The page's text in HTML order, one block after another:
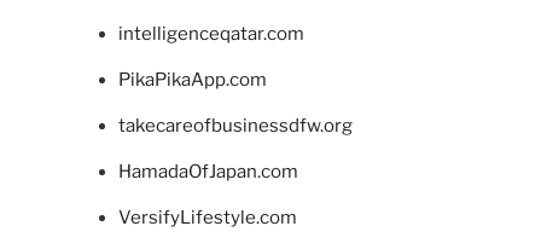
intelligenceqatar.com
PikaPikaApp.com
takecareofbusinessdfw.org
HamadaOfJapan.com
VersifyLifestyle.com